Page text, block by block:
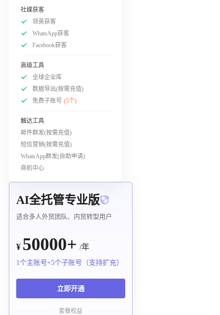
社媒获客
领英获客
WhatsApp获客
Facebook获客
高级工具
全球企业库
数据导出(按需充值)
免费子账号 (5个)
触达工具
邮件群发(按需充值)
短信营销(按需充值)
WhatsApp群发(自助申请)
商机中心
AI全托管专业版
适合多人外贸团队、内贸转型用户
¥ 50000+ /年
1个主账号+5个子账号（支持扩充）
立即开通
套餐权益